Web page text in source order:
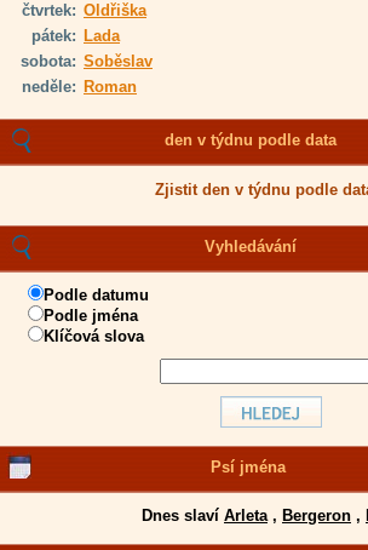
čtvrtek: Oldřiška
pátek: Lada
sobota: Soběslav
neděle: Roman
den v týdnu podle data
Zjistit den v týdnu podle
Vyhledávání
Podle datumu
Podle jména
Klíčová slova
Psí jména
Dnes slaví Arleta, Bergeron ,